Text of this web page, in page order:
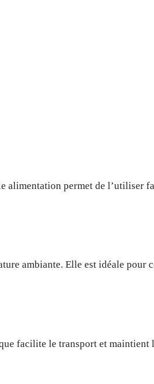
alimentation permet de l’utiliser
ambiante. Elle est idéale pour
facilite le transport et maintient